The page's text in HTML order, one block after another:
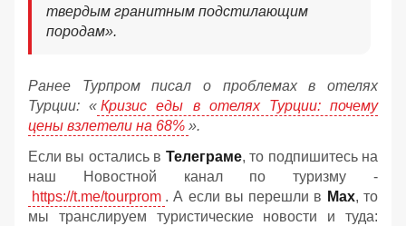
твердым гранитным подстилающим
породам».
Ранее Турпром писал о проблемах в отелях
Турции: « Кризис еды в отелях Турции: почему
цены взлетели на 68% ».
Если вы остались в Телеграме, то подпишитесь на
наш Новостной канал по туризму -
https://t.me/tourprom . А если вы перешли в Мах, то
мы транслируем туристические новости и туда: